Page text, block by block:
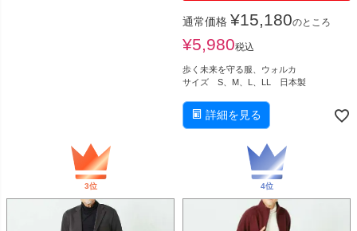
通常価格 ¥15,180のところ
¥5,980税込
歩く未来を守る服、ウォルカ
サイズ S、M、L、LL 日本製
詳細を見る